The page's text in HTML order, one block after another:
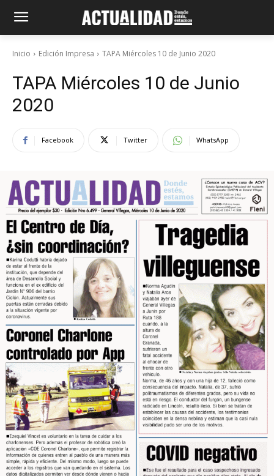
Inicio Edición Impresa TAPA Miércoles 10 de Junio 2020
TAPA Miércoles 10 de Junio
2020
Facebook Twitter WhatsApp